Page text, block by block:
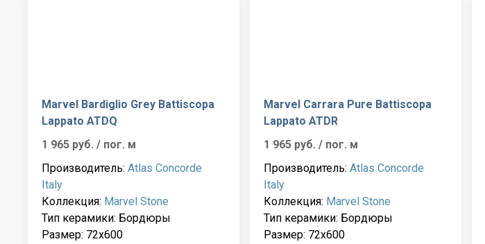
Marvel Bardiglio Grey Battiscopa
Lappato ATDQ
1 965 руб. / пог. м
Производитель: Atlas Concorde
Italy
Коллекция: Marvel Stone
Тип керамики: Бордюры
Размер: 72x600
Marvel Carrara Pure Battiscopa
Lappato ATDR
1 965 руб. / пог. м
Производитель: Atlas Concorde
Italy
Коллекция: Marvel Stone
Тип керамики: Бордюры
Размер: 72x600